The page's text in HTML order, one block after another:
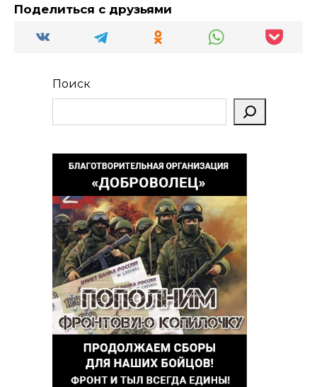
Поделиться с друзьями
Поиск